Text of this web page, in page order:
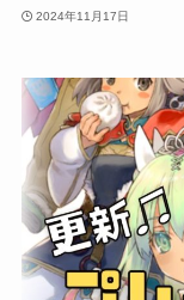
2024年11月17日